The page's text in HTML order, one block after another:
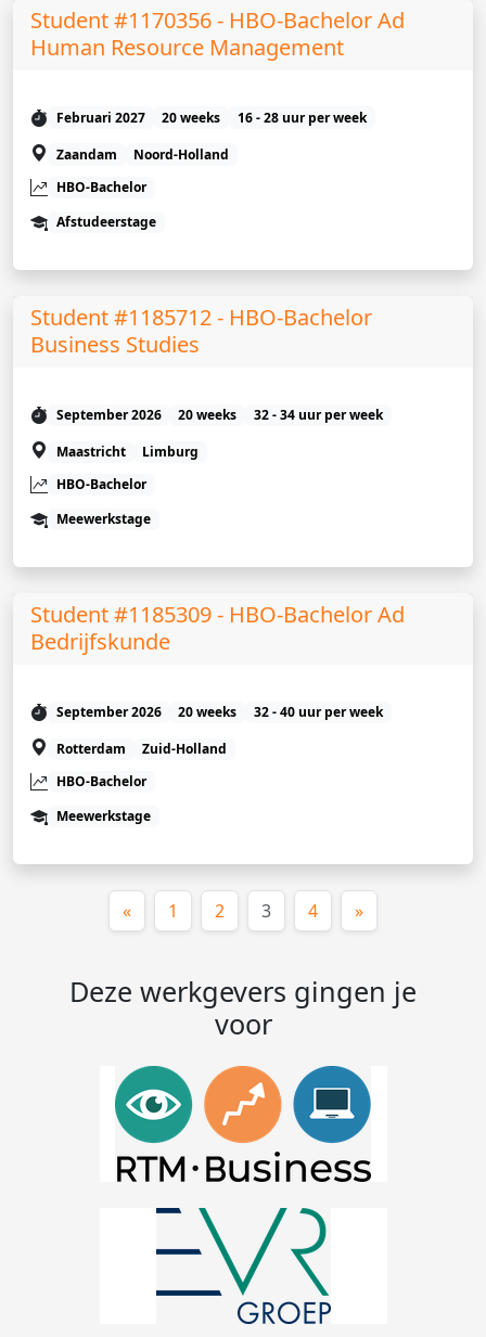
Student #1170356 - HBO-Bachelor Ad
Human Resource Management
Februari 2027 20 weeks
16 - 28 uur per week
Zaandam
Noord-Holland
HBO-Bachelor
Afstudeerstage
Student #1185712 - HBO-Bachelor
Business Studies
September 2026 20 weeks
32 - 34 uur per week
Maastricht
Limburg
HBO-Bachelor
Meewerkstage
Student #1185309 - HBO-Bachelor Ad
Bedrijfskunde
September 2026 20 weeks
32 - 40 uur per week
Rotterdam
Zuid-Holland
HBO-Bachelor
Meewerkstage
« 1 2 3(huidige)
4 »
Deze werkgevers gingen je
voor